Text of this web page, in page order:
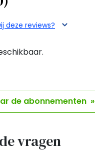
deze reviews?
de abonnementen »
vragen